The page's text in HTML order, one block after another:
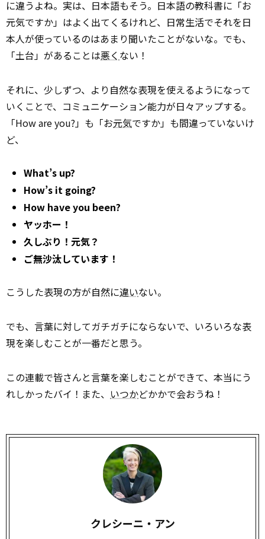
に違うよね。実は、日本語もそう。日本語の教科書に「お
元気ですか」はよく出てくるけれど、日常生活でそれを日
本人が使っているのはあまり聞いたことがないな。でも、
「土台」があることは悪く ない！
それに、少しずつ、より自然な表現を使えるようになって
いくことで、コミュニケーション能力が日々アップする。
「How are you?」も「お元気ですか」も間違っていないけ
ど、
What’s up?
How’s it going?
How have you been?
ヤッホー！
久しぶり！元気？
ご無沙汰しています！
こうした表現の方が自然に違いない。
でも、言葉に対してガチガチにならないで、いろいろな表
現を楽しむことが一番だと思う。
この連載で皆さんと言葉を楽しむことができて、本当にう
れしかったバイ！また、 いつかどかかで会おうね！
クレシーニ・アン